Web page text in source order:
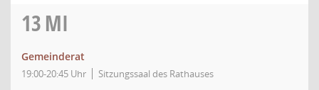
13MI
Gemeinderat
19:00-20:45 Uhr Sitzungssaal des Rathauses